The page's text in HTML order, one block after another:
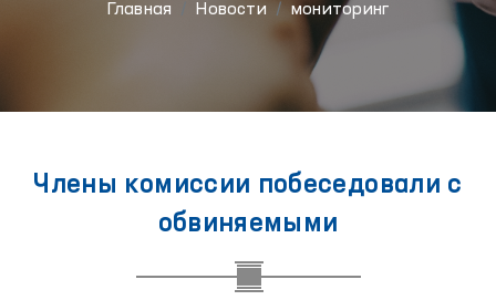
Главная Новости мониторинг
Члены комиссии побеседовали с
обвиняемыми